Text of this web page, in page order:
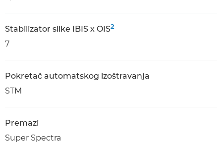
Stabilizator slike IBIS x OIS2
7
Pokretač automatskog izoštravanja
STM
Premazi
Super Spectra